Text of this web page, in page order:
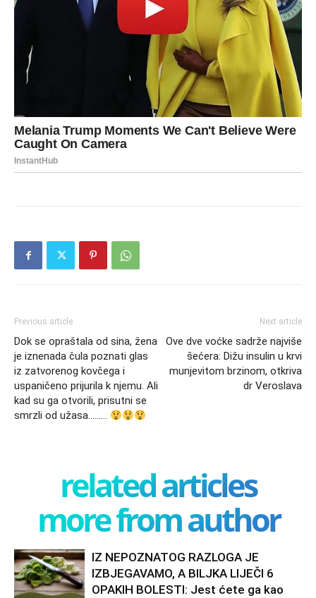
Previous article
Dok se opraštala od sina, žena
je iznenada čula poznati glas
iz zatvorenog kovčega i
uspaničeno prijurila k njemu. Ali
kad su ga otvorili, prisutni se
smrzli od užasa………
Next article
Ove dve voćke sadrže najviše
šećera: Dižu insulin u krvi
munjevitom brzinom, otkriva
dr Veroslava
related articles
more from author
IZ NEPOZNATOG RAZLOGA JE
IZBJEGAVAMO, A BILJKA LIJEČI 6
OPAKIH BOLESTI: Jest ćete ga kao